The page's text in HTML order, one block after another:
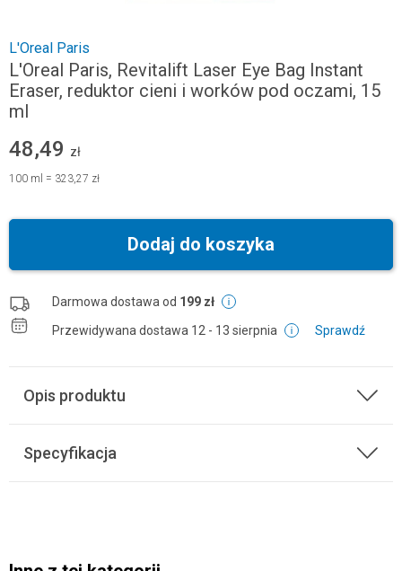
L'Oreal Paris
L'Oreal Paris, Revitalift Laser Eye Bag Instant
Eraser, reduktor cieni i worków pod oczami, 15
ml
48,49 zł
100 ml = 323,27 zł
Dodaj do koszyka
Darmowa dostawa od 199 zł
Przewidywana dostawa 12 - 13 sierpnia Sprawdź
Opis produktu
Specyfikacja